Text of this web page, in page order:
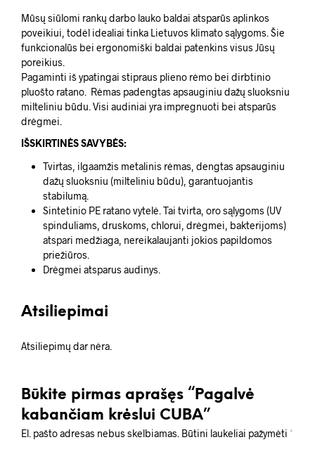
Mūsų siūlomi rankų darbo lauko baldai atsparūs aplinkos
poveikiui, todėl idealiai tinka Lietuvos klimato sąlygoms. Šie
funkcionalūs bei ergonomiški baldai patenkins visus Jūsų
poreikius.
Pagaminti iš ypatingai stipraus plieno rėmo bei dirbtinio
pluošto ratano. Rėmas padengtas apsauginiu dažų sluoksniu
milteliniu būdu. Visi audiniai yra impregnuoti bei atsparūs
drėgmei.
IŠSKIRTINĖS SAVYBĖS:
Tvirtas, ilgaamžis metalinis rėmas, dengtas apsauginiu
dažų sluoksniu (milteliniu būdu), garantuojantis
stabilumą.
Sintetinio PE ratano vytelė. Tai tvirta, oro sąlygoms (UV
spinduliams, druskoms, chlorui, drėgmei, bakterijoms)
atspari medžiaga, nereikalaujanti jokios papildomos
priežiūros.
Drėgmei atsparus audinys.
Atsiliepimai
Atsiliepimų dar nėra.
Būkite pirmas aprašęs “Pagalvė
kabančiam krėslui CUBA”
El. pašto adresas nebus skelbiamas. Būtini laukeliai pažymėti *